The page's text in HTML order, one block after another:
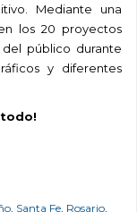
Mediante una
los 20 proyectos
público durante
y diferentes
todo!
Santa Fe Rosario